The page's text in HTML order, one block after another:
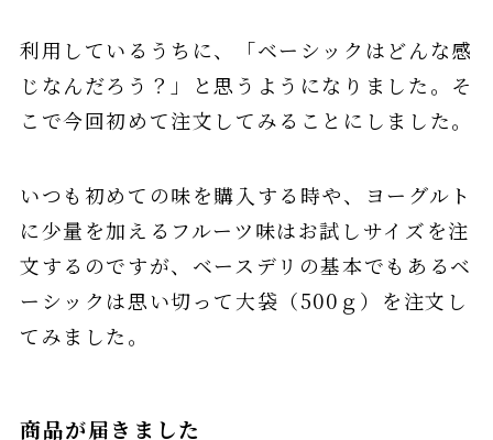
利用しているうちに、「ベーシックはどんな感
じなんだろう？」と思うようになりました。そ
こで今回初めて注文してみることにしました。
いつも初めての味を購入する時や、ヨーグルト
に少量を加えるフルーツ味はお試しサイズを注
文するのですが、ベースデリの基本でもあるベ
ーシックは思い切って大袋（500ｇ）を注文し
てみました。
商品が届きました